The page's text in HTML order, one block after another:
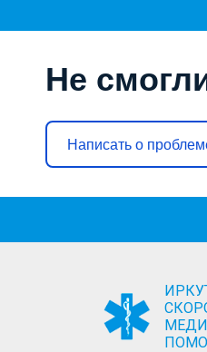
Не
Написать о